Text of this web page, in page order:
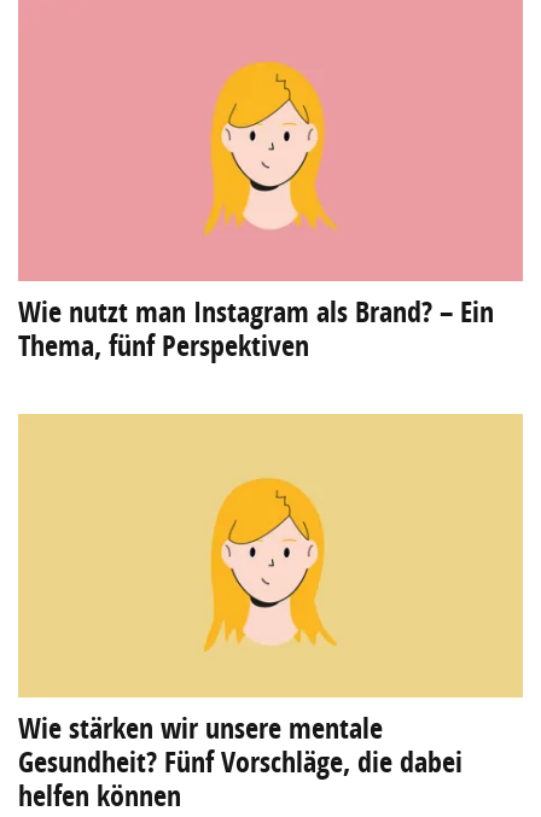
Wie nutzt man Instagram als Brand? – Ein
Thema, fünf Perspektiven
Wie stärken wir unsere mentale
Gesundheit? Fünf Vorschläge, die dabei
helfen können